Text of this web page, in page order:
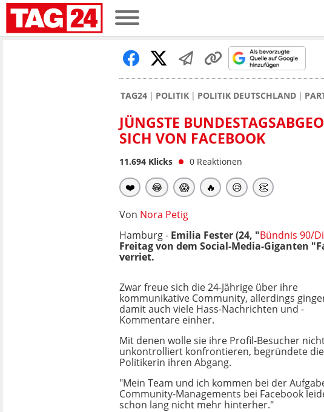
TAG24 POLITIK POLITIK DEUTSCHLAND
JÜNGSTE
SICH VON FACEBOOK
11.694 Klicks 0 Reaktionen
❤️ 😂 😱 🔥 😥 👏
Von Nora Petig
Hamburg - Emilia Fester(24, "Bündnis 90/
Freitag von dem Social-Media-Giganten
verriet.
Zwar freue sich die 24-Jährige über ihre
kommunikative Community, allerdings
damit auch viele Hass-Nachrichten und -
Kommentare einher.
Mit denen wolle sie ihre Profil-Besucher
unkontrolliert konfrontieren, begründete die
Politikerin ihren Abgang.
"Mein Team und ich kommen bei der
Community-Managements bei Facebook
schon lang nicht mehr hinterher."